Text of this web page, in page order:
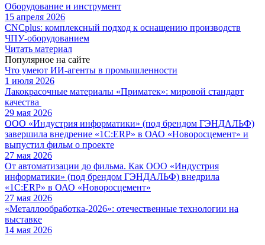
Оборудование и инструмент
15 апреля 2026
CNCplus: комплексный подход к оснащению производств
ЧПУ-оборудованием
Читать материал
Популярное на сайте
Что умеют ИИ-агенты в промышленности
1 июля 2026
Лакокрасочные материалы «Приматек»: мировой стандарт
качества
29 мая 2026
ООО «Индустрия информатики» (под брендом ГЭНДАЛЬФ)
завершила внедрение «1С:ERP» в ОАО «Новоросцемент» и
выпустил фильм о проекте
27 мая 2026
От автоматизации до фильма. Как ООО «Индустрия
информатики» (под брендом ГЭНДАЛЬФ) внедрила
«1С:ERP» в ОАО «Новоросцемент»
27 мая 2026
«Металлообработка-2026»: отечественные технологии на
выставке
14 мая 2026